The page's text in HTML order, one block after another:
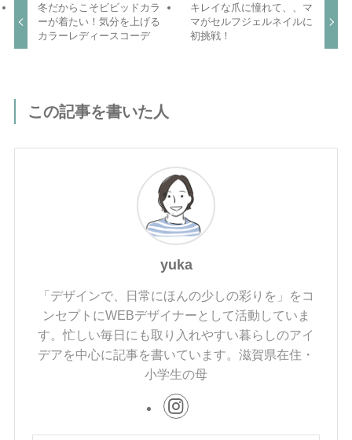
冬だからこそビビッドカラ
ーが着たい！気分を上げる
カラーレディースコーデ
キレイな爪に憧れて、、マ
マがセルフジェルネイルに
初挑戦！
この記事を書いた人
yuka
「デザインで、日常にほんの少しの彩りを」をコ
ンセプトにWEBデザイナーとして活動していま
す。忙しい毎日にも取り入れやすい暮らしのアイ
デアを中心に記事を書いています。滋賀県在住・
小学生の母